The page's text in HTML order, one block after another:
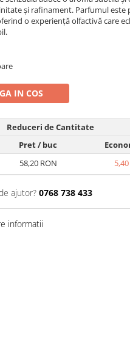
și rafinament. Parfumul
o experiență olfactivă care
IN COS
Reduceri de Cantitate
Pret/ buc
58,20 RON
ajutor? 0768 738 433
informatii